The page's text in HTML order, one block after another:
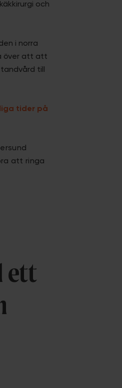
och
i norra
över att att
till
tider på
att ringa
ett